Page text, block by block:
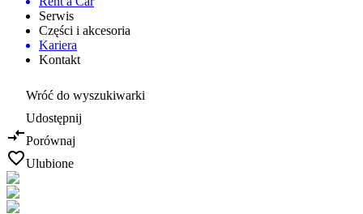
Serwis
Części i akcesoria
Kariera
Kontakt
Wróć do wyszukiwarki
Udostępnij
Porównaj
Ulubione